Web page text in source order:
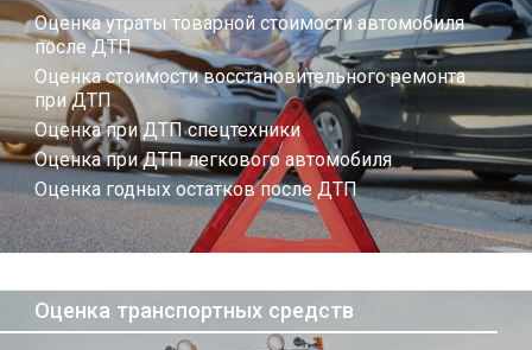
Оценка утраты товарной стоимости автомобиля
после ДТП
Оценка стоимости восстановительного ремонта
при ДТП
Оценка при ДТП спецтехники
Оценка при ДТП легкового автомобиля
Оценка годных остатков после ДТП
Оценка транспортных средств